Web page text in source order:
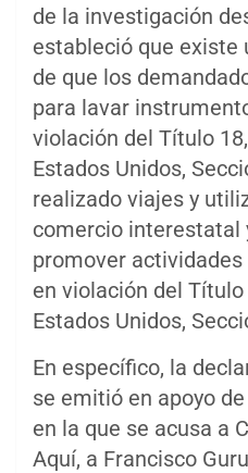
de la investigación
estableció que existe
de que los
para lavar
violación del Título
Estados Unidos,
realizado viajes y
comercio interestatal
promover
en violación del
Estados Unidos,
En específico, la
se emitió en apoyo
en la que se acusa a
Aquí, a Francisco